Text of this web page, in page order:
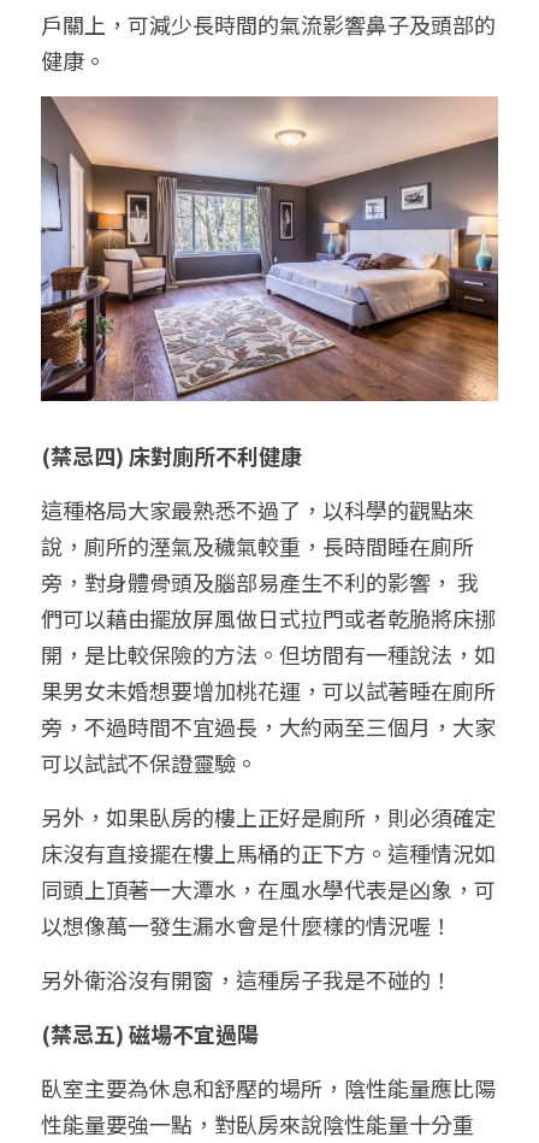
戶關上，可減少長時間的氣流影響鼻子及頭部的
健康。
(禁忌四) 床對廁所不利健康
這種格局大家最熟悉不過了，以科學的觀點來
說，廁所的溼氣及穢氣較重，長時間睡在廁所
旁，對身體骨頭及腦部易產生不利的影響， 我
們可以藉由擺放屏風做日式拉門或者乾脆將床挪
開，是比較保險的方法。但坊間有一種說法，如
果男女未婚想要增加桃花運，可以試著睡在廁所
旁，不過時間不宜過長，大約兩至三個月，大家
可以試試不保證靈驗。
另外，如果臥房的樓上正好是廁所，則必須確定
床沒有直接擺在樓上馬桶的正下方。這種情況如
同頭上頂著一大潭水，在風水學代表是凶象，可
以想像萬一發生漏水會是什麼樣的情況喔！
另外衛浴沒有開窗，這種房子我是不碰的！
(禁忌五) 磁場不宜過陽
臥室主要為休息和舒壓的場所，陰性能量應比陽
性能量要強一點，對臥房來說陰性能量十分重